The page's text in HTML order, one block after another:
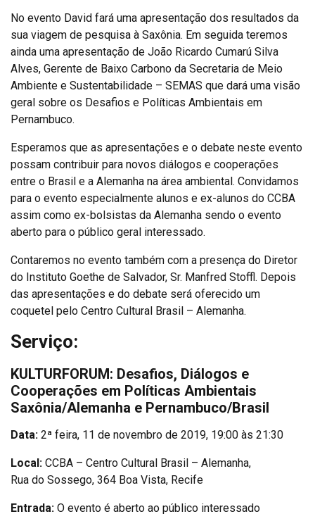
No evento David fará uma apresentação dos resultados da
sua viagem de pesquisa à Saxônia. Em seguida teremos
ainda uma apresentação de João Ricardo Cumarú Silva
Alves, Gerente de Baixo Carbono da Secretaria de Meio
Ambiente e Sustentabilidade – SEMAS que dará uma visão
geral sobre os Desafios e Políticas Ambientais em
Pernambuco.
Esperamos que as apresentações e o debate neste evento
possam contribuir para novos diálogos e cooperações
entre o Brasil e a Alemanha na área ambiental. Convidamos
para o evento especialmente alunos e ex-alunos do CCBA
assim como ex-bolsistas da Alemanha sendo o evento
aberto para o público geral interessado.
Contaremos no evento também com a presença do Diretor
do Instituto Goethe de Salvador, Sr. Manfred Stoffl. Depois
das apresentações e do debate será oferecido um
coquetel pelo Centro Cultural Brasil – Alemanha.
Serviço:
KULTURFORUM: Desafios, Diálogos e
Cooperações em Políticas Ambientais
Saxônia/Alemanha e Pernambuco/Brasil
Data: 2ª feira, 11 de novembro de 2019, 19:00 às 21:30
Local: CCBA – Centro Cultural Brasil – Alemanha,
Rua do Sossego, 364 Boa Vista, Recife
Entrada: O evento é aberto ao público interessado